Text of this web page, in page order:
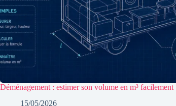
Déménagement : estimer son volume en m³ facilement
15/05/2026